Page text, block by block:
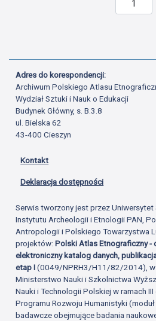
Adres do korespondencji:
Archiwum Polskiego Atlasu
Wydział Sztuki i Nauk o Edukacji
Budynek Główny, s. B.3.8
ul. Bielska 62
43-400 Cieszyn
Kontakt
Deklaracja dostępności
Serwis tworzony jest przez Uniwersytet
Instytutu Archeologii i Etnologii PAN,
Antropologii i Polskiego Towarzystwa
projektów:Polski Atlas Etnograficzny -
elektroniczny katalog danych,
etap I(0049/NPRH3/H11/82/2014),
Ministerstwo Nauki i Szkolnictwa
Nauki i Technologii Polskiej w ramach
Programu Rozwoju Humanistyki
badawcze obejmujące badania